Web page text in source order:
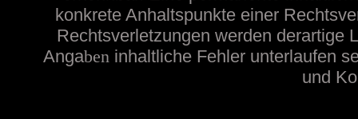
konkrete Anhaltspunkte einer
Rechtsverletzungen werden derartige
Angaben inhaltliche Fehler unterlaufen
und